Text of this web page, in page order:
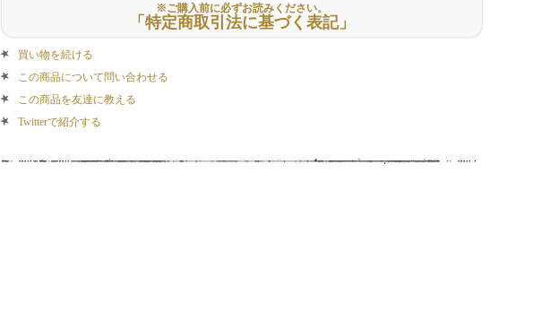
※ご購入前に必ずお読みください。
「特定商取引法に基づく表記」
買い物を続ける
この商品について問い合わせる
この商品を友達に教える
Twitterで紹介する